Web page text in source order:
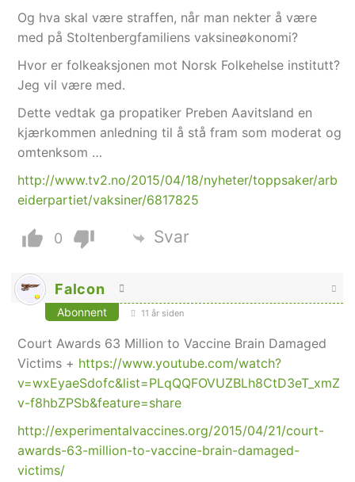
Og hva skal være straffen, når man nekter å være
med på Stoltenbergfamiliens vaksineøkonomi?
Hvor er folkeaksjonen mot Norsk Folkehelse institutt?
Jeg vil være med.
Dette vedtak ga propatiker Preben Aavitsland en
kjærkommen anledning til å stå fram som moderat og
omtenksom …
http://www.tv2.no/2015/04/18/nyheter/toppsaker/arb
eiderpartiet/vaksiner/6817825
0 Svar
Falcon
Abonnent 11 år siden
Court Awards 63 Million to Vaccine Brain Damaged
Victims + https://www.youtube.com/watch?
v=wxEyaeSdofc&list=PLqQQFOVUZBLh8CtD3eT_xmZ
v-f8hbZPSb&feature=share
http://experimentalvaccines.org/2015/04/21/court-
awards-63-million-to-vaccine-brain-damaged-
victims/